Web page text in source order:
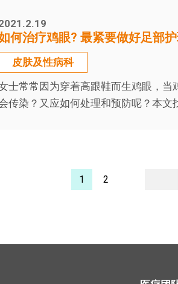
何治疗鸡眼? 最紧要做好足部护
皮肤及性病科
士常常因为穿着高跟鞋而生鸡眼，
传染？又应如何处理和预防呢？本文
1 2